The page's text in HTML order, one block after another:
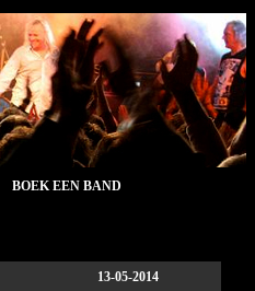
BOEK EEN BAND
13-05-2014